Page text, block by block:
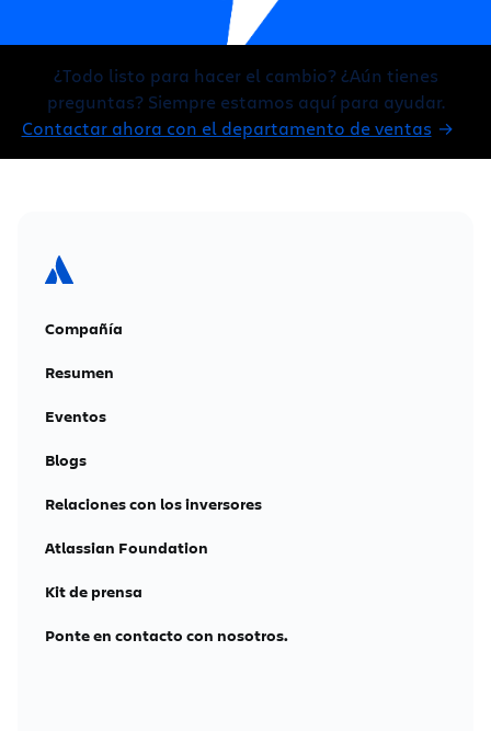
¿Todo listo para hacer el cambio? ¿Aún tienes
preguntas? Siempre estamos aquí para ayudar.
Contactar ahora con el departamento de ventas
Compañía
Resumen
Eventos
Blogs
Relaciones con los inversores
Atlassian Foundation
Kit de prensa
Ponte en contacto con nosotros.